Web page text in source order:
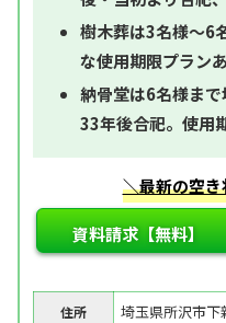
樹木葬は3名様～6
な使用期限プラン
納骨堂は6名様ま
33年後合祀。使用
＼最新の空
資料請求【無料】
住所 埼玉県所沢市下